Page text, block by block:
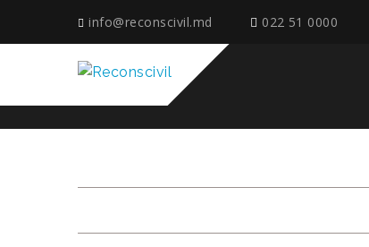
info@reconscivil.md 022 51 0000